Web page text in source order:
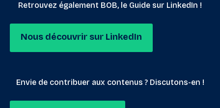
Retrouvez également BOB, le Guide sur LinkedIn !
Nous découvrir sur LinkedIn
Envie de contribuer aux contenus ? Discutons-en !